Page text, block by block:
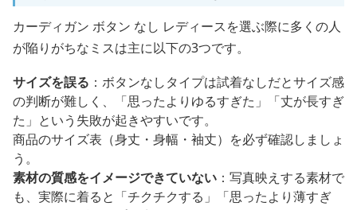
カーディガン ボタン なし レディースを選ぶ際に多くの人
が陥りがちなミスは主に以下の3つです。
サイズを誤る ：ボタンなしタイプは試着なしだとサイズ感
の判断が難しく、「思ったよりゆるすぎた」「丈が長すぎ
た」という失敗が起きやすいです。
商品のサイズ表（身丈・身幅・袖丈）を必ず確認しましょ
う。
素材の質感をイメージできていない ：写真映えする素材で
も、実際に着ると「チクチクする」「思ったより薄すぎ